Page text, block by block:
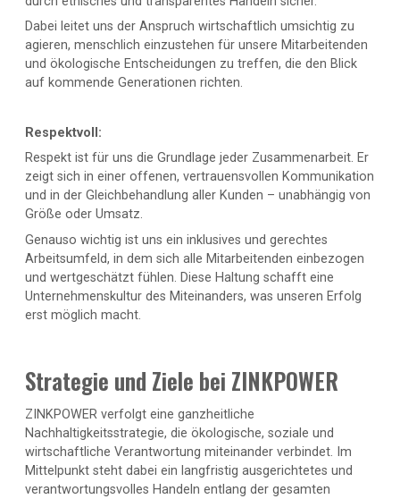
Dabei leitet uns der Anspruch wirtschaftlich umsichtig zu
agieren, menschlich einzustehen für unsere Mitarbeitenden
und ökologische Entscheidungen zu treffen, die den Blick
auf kommende Generationen richten.
Respektvoll:
Respekt ist für uns die Grundlage jeder Zusammenarbeit. Er
zeigt sich in einer offenen, vertrauensvollen Kommunikation
und in der Gleichbehandlung aller Kunden – unabhängig von
Größe oder Umsatz.
Genauso wichtig ist uns ein inklusives und gerechtes
Arbeitsumfeld, in dem sich alle Mitarbeitenden einbezogen
und wertgeschätzt fühlen. Diese Haltung schafft eine
Unternehmenskultur des Miteinanders, was unseren Erfolg
erst möglich macht.
Strategie und Ziele bei ZINKPOWER
ZINKPOWER verfolgt eine ganzheitliche
Nachhaltigkeitsstrategie, die ökologische, soziale und
wirtschaftliche Verantwortung miteinander verbindet. Im
Mittelpunkt steht dabei ein langfristig ausgerichtetes und
verantwortungsvolles Handeln entlang der gesamten